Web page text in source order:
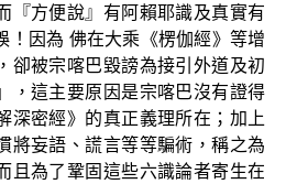
『方便說』有阿賴耶識及真實有
！因為 佛在大乘《楞伽經》等增
卻被宗喀巴毀謗為接引外道及初
，這主要原因是宗喀巴沒有證得
深密經》的真正義理所在；加上
將妄語、謊言等等騙術，稱之為
且為了鞏固這些六識論者寄生在